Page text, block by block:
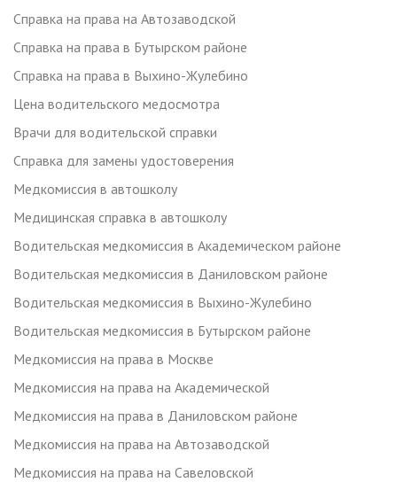
Справка на права на Автозаводской
Справка на права в Бутырском районе
Справка на права в Выхино-Жулебино
Цена водительского медосмотра
Врачи для водительской справки
Справка для замены удостоверения
Медкомиссия в автошколу
Медицинская справка в автошколу
Водительская медкомиссия в Академическом районе
Водительская медкомиссия в Даниловском районе
Водительская медкомиссия в Выхино-Жулебино
Водительская медкомиссия в Бутырском районе
Медкомиссия на права в Москве
Медкомиссия на права на Академической
Медкомиссия на права в Даниловском районе
Медкомиссия на права на Автозаводской
Медкомиссия на права на Савеловской